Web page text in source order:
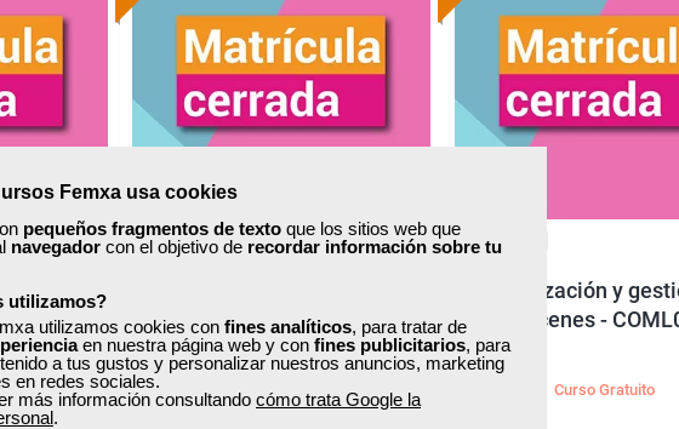
Femxa usa cookies
pequeños fragmentos de texto que los sitios web que
navegador con el objetivo de recordar información sobre tu
utilizamos?
utilizamos cookies con fines analíticos, para tratar de
en nuestra página web y con fines publicitarios, para
a tus gustos y personalizar nuestros anuncios, marketing
en redes sociales.
más información consultando cómo trata Google la
.
Grupo Femxa
pescados, crustáceos y
moluscos
Curso Gratuito
80 horas
Grupo Femxa
Organización y
almacenes -
Curso Gratuito